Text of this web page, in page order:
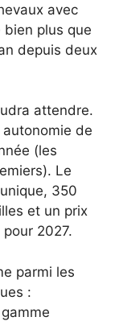
avec
plus que
depuis deux
attendre.
de
(les
Le
350
et un prix
2027.
parmi les
: